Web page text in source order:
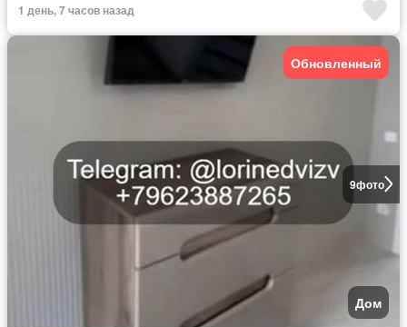
1 день, 7 часов назад
9фото
Обновленный
Дом